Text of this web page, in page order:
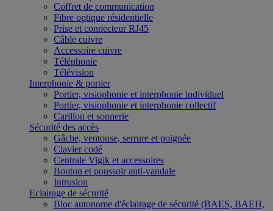
Coffret de communication
Fibre optique résidentielle
Prise et connecteur RJ45
Câble cuivre
Accessoire cuivre
Téléphonie
Télévision
Interphonie & portier
Portier, visiophonie et interphonie individuel
Portier, visiophonie et interphonie collectif
Carillon et sonnerie
Sécurité des accès
Gâche, ventouse, serrure et poignée
Clavier codé
Centrale Vigik et accessoires
Bouton et poussoir anti-vandale
Intrusion
Eclairage de sécurité
Bloc autonome d'éclairage de sécurité (BAES, BAEH,